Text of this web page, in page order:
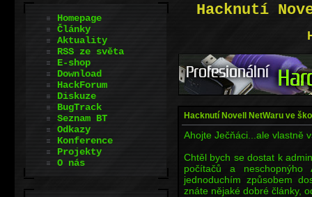
Hacknutí
Hacknutí Novell NetWaru ve
Ahojte Ječňáci...ale vlastně
Chtěl bych se dostat k
počítačů a
jednoduchím způsobem
znáte nějaké dobré články,
Homepage
Články
Aktuality
RSS ze světa
E-shop
Download
HackForum
Diskuze
BugTrack
Seznam BT
Odkazy
Konference
Projekty
O nás